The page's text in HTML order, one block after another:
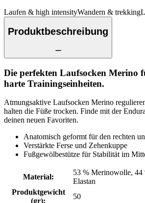
Laufen & high intensityWandern & trekking
Produktbeschreibung
Die perfekten Laufsocken Merino
harte Trainingseinheiten.
Atmungsaktive Laufsocken Merino
halten die Füße trocken. Finde mit der
deinen neuen Favoriten.
Anatomisch geformt für den rechten
Verstärkte Ferse und Zehenkuppe
Fußgewölbestütze für Stabilität im
Material:
53 % Merinowolle, 44
Elastan
Produktgewicht
(gr):
50